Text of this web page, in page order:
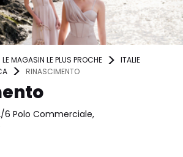
MAGASIN LE PLUS PROCHE
ITALIE
RINASCIMENTO
6 Polo Commerciale,